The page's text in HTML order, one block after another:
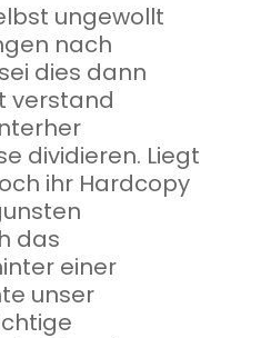
ungewollt
nach
dies dann
verstand
dividieren. Liegt
ihr Hardcopy
das
einer
unser